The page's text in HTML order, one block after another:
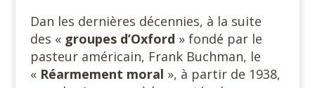
Dan les dernières décennies, à la suite
des « groupes d’Oxford » fondé par le
pasteur américain, Frank Buchman, le
« Réarmement moral », à partir de 1938,